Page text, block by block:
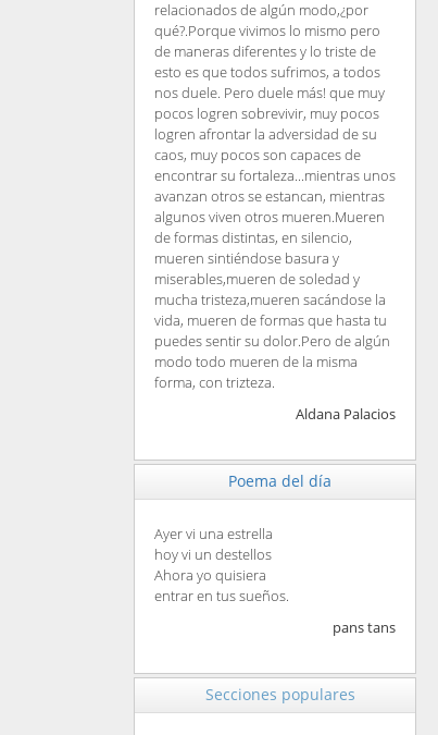
relacionados de algún modo,¿por
qué?.Porque vivimos lo mismo pero
de maneras diferentes y lo triste de
esto es que todos sufrimos, a todos
nos duele. Pero duele más! que muy
pocos logren sobrevivir, muy pocos
logren afrontar la adversidad de su
caos, muy pocos son capaces de
encontrar su fortaleza...mientras unos
avanzan otros se estancan, mientras
algunos viven otros mueren.Mueren
de formas distintas, en silencio,
mueren sintiéndose basura y
miserables,mueren de soledad y
mucha tristeza,mueren sacándose la
vida, mueren de formas que hasta tu
puedes sentir su dolor.Pero de algún
modo todo mueren de la misma
forma, con trizteza.
Aldana Palacios
Poema del día
Ayer vi una estrella
hoy vi un destellos
Ahora yo quisiera
entrar en tus sueños.
pans tans
Secciones populares